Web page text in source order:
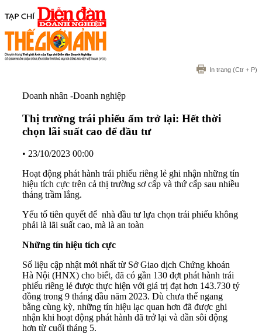
In trang (Ctr + P)
Doanh nhân -Doanh nghiệp
Thị trường trái phiếu ấm trở lại: Hết thời
chọn lãi suất cao để đầu tư
• 23/10/2023 00:00
Hoạt động phát hành trái phiếu riêng lẻ ghi nhận những tín
hiệu tích cực trên cả thị trường sơ cấp và thứ cấp sau nhiều
tháng trầm lắng.
Yếu tố tiên quyết để nhà đầu tư lựa chọn trái phiếu không
phải là lãi suất cao, mà là an toàn
Những tín hiệu tích cực
Số liệu cập nhật mới nhất từ Sở Giao dịch Chứng khoán
Hà Nội (HNX) cho biết, đã có gần 130 đợt phát hành trái
phiếu riêng lẻ được thực hiện với giá trị đạt hơn 143.730 tỷ
đồng trong 9 tháng đầu năm 2023. Dù chưa thể ngang
bằng cùng kỳ, những tín hiệu lạc quan hơn đã được ghi
nhận khi hoạt động phát hành đã trở lại và dần sôi động
hơn từ cuối tháng 5.